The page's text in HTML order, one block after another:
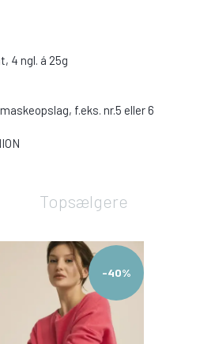
4 ngl. á 25g
f.eks. nr.5 eller 6
Topsælgere
-40%